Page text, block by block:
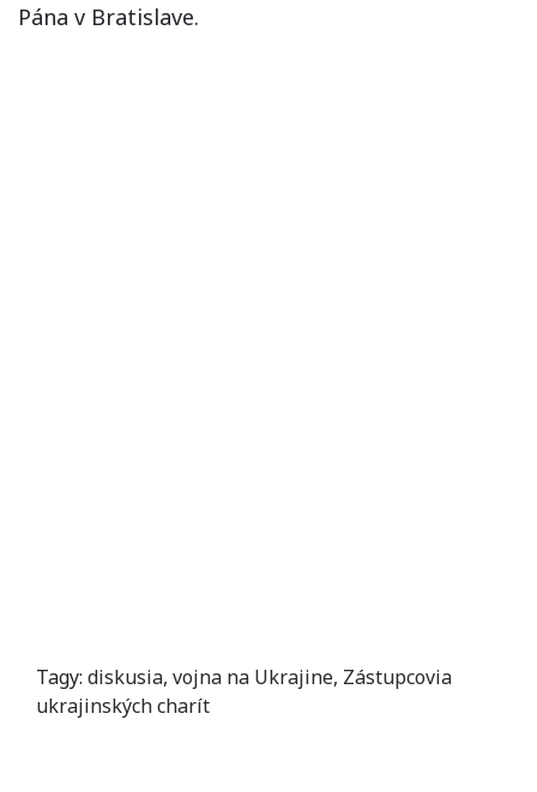
Pána v Bratislave.
Tagy: diskusia, vojna na Ukrajine, Zástupcovia
ukrajinských charít